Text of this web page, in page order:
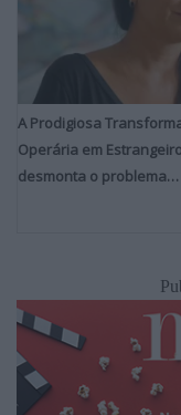
A Prodigiosa
Operária em
desmonta o problema…